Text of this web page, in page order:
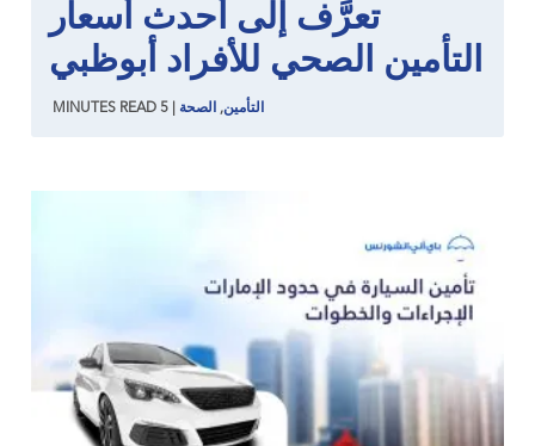
تعرَّف إلى أحدث أسعار
التأمين الصحي للأفراد أبوظبي
التأمين, الصحة 5
MINUTES READ